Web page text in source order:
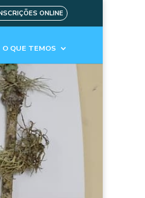
ONLINE
O QUE TEMOS